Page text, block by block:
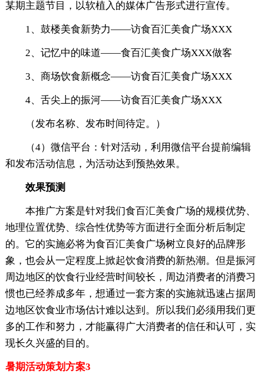
某期主题节目，以软植入的媒体广告形式进行宣传。
1、鼓楼美食新势力——访食百汇美食广场XXX
2、记忆中的味道——食百汇美食广场XXX做客
3、商场饮食新概念——访食百汇美食广场XXX
4、舌尖上的振河——访食百汇美食广场XXX
（发布名称、发布时间待定。）
（4）微信平台：针对活动，利用微信平台提前编辑
和发布活动信息，为活动达到预热效果。
效果预测
本推广方案是针对我们食百汇美食广场的规模优势、
地理位置优势、综合性优势等方面进行全面分析后制定
的。它的实施必将为食百汇美食广场树立良好的品牌形
象，也会从一定程度上掀起饮食消费的新热潮。但是振河
周边地区的饮食行业经营时间较长，周边消费者的消费习
惯也已经养成多年，想通过一套方案的实施就迅速占据周
边地区饮食业市场估计难以达到。所以我们必须用我们更
多的工作和努力，才能赢得广大消费者的信任和认可，实
现长久兴盛的目的。
暑期活动策划方案3